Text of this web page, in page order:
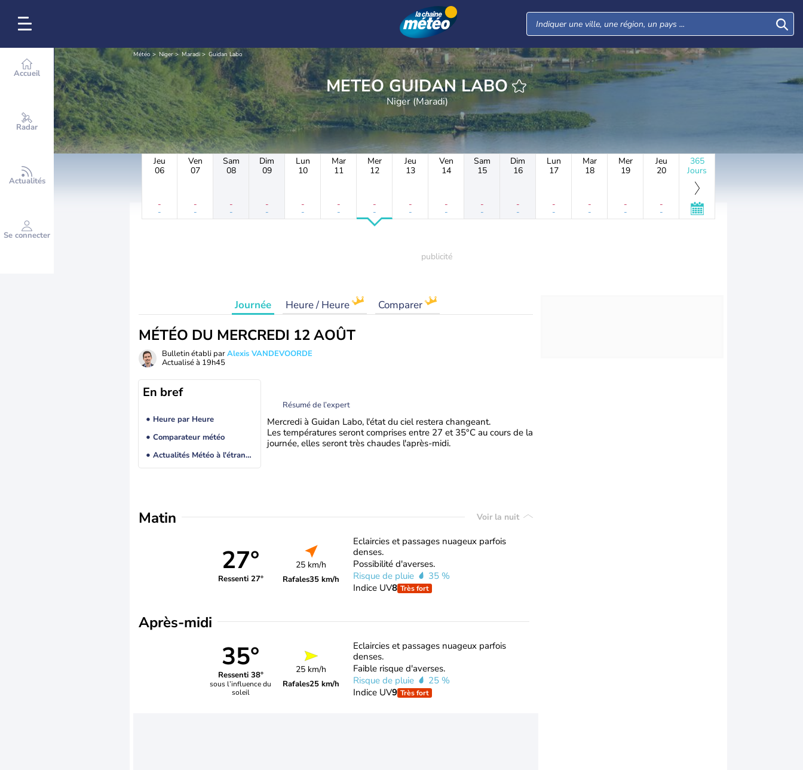
Accueil
Radar
Actualités
Se connecter
Météo Niger Maradi Guidan Labo
METEO GUIDAN LABO
Niger (Maradi)
Jeu
06
-
-
Ven
07
-
-
Sam
08
-
-
Dim
09
-
-
Lun
10
-
-
Mar
11
-
-
Mer
12
-
-
Jeu
13
-
-
Ven
14
-
-
Sam
15
-
-
Dim
16
-
-
Lun
17
-
-
Mar
18
-
-
Mer
19
-
-
Jeu
20
-
-
365
Jours
Journée Heure / Heure Comparer
MÉTÉO DU MERCREDI 12 AOÛT
Bulletin établi parAlexis VANDEVOORDE
Actualisé à 19h45
En bref
Heure par Heure
Comparateur météo
Actualités Météo à l'étranger
Résumé de l’expert
Mercredi à Guidan Labo, l'état du ciel restera changeant.
Les températures seront comprises entre 27 et 35°C au cours de la
journée, elles seront très chaudes l'après-midi.
Matin Voir la nuit
27°
Ressenti 27°
25 km/h
Rafales35 km/h
Eclaircies et passages nuageux parfois
denses.
Possibilité d'averses.
Risque de pluie
35 %
Indice UV8 Très fort
Après-midi
35°
Ressenti 38°
sous l’influence du
soleil
25 km/h
Rafales25 km/h
Eclaircies et passages nuageux parfois
denses.
Faible risque d'averses.
Risque de pluie
25 %
Indice UV9 Très fort